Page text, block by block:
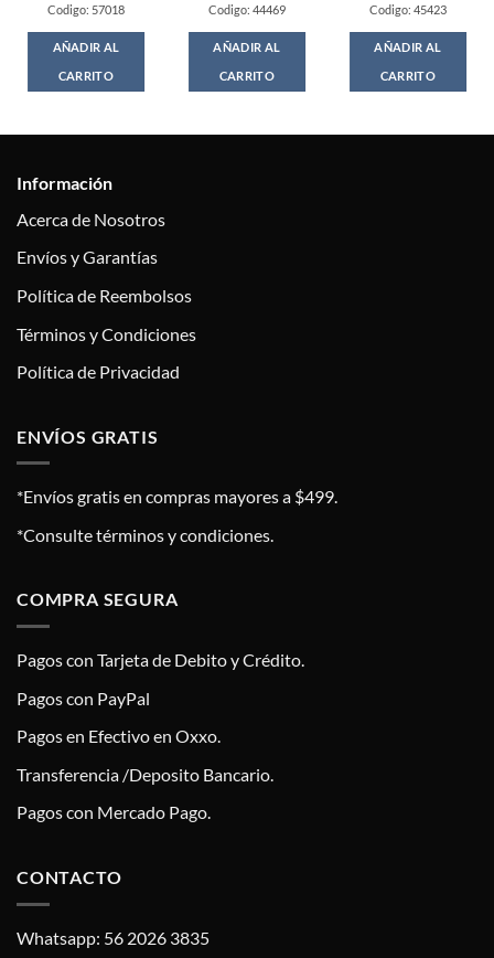
Codigo: 57018
AÑADIR AL
CARRITO
Codigo: 44469
AÑADIR AL
CARRITO
Codigo: 45423
AÑADIR AL
CARRITO
Información
Acerca de Nosotros
Envíos y Garantías
Política de Reembolsos
Términos y Condiciones
Política de Privacidad
ENVÍOS GRATIS
*Envíos gratis en compras mayores a $499.
*Consulte términos y condiciones.
COMPRA SEGURA
Pagos con Tarjeta de Debito y Crédito.
Pagos con PayPal
Pagos en Efectivo en Oxxo.
Transferencia /Deposito Bancario.
Pagos con Mercado Pago.
CONTACTO
Whatsapp: 56 2026 3835